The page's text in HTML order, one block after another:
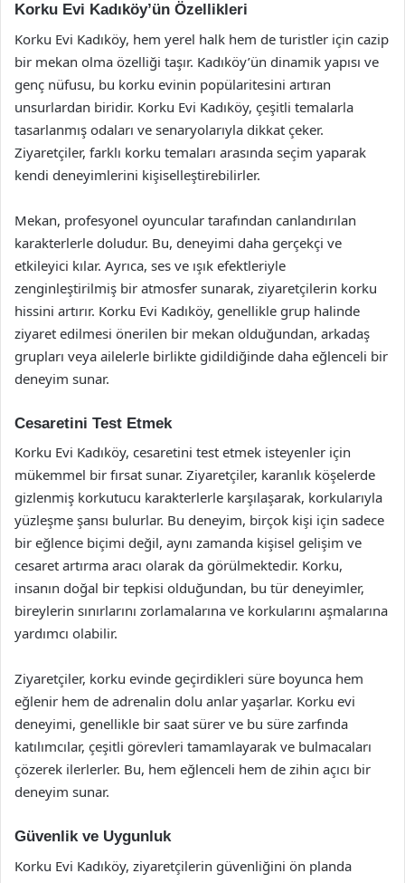
Korku Evi Kadıköy’ün Özellikleri
Korku Evi Kadıköy, hem yerel halk hem de turistler için cazip
bir mekan olma özelliği taşır. Kadıköy’ün dinamik yapısı ve
genç nüfusu, bu korku evinin popülaritesini artıran
unsurlardan biridir. Korku Evi Kadıköy, çeşitli temalarla
tasarlanmış odaları ve senaryolarıyla dikkat çeker.
Ziyaretçiler, farklı korku temaları arasında seçim yaparak
kendi deneyimlerini kişiselleştirebilirler.
Mekan, profesyonel oyuncular tarafından canlandırılan
karakterlerle doludur. Bu, deneyimi daha gerçekçi ve
etkileyici kılar. Ayrıca, ses ve ışık efektleriyle
zenginleştirilmiş bir atmosfer sunarak, ziyaretçilerin korku
hissini artırır. Korku Evi Kadıköy, genellikle grup halinde
ziyaret edilmesi önerilen bir mekan olduğundan, arkadaş
grupları veya ailelerle birlikte gidildiğinde daha eğlenceli bir
deneyim sunar.
Cesaretini Test Etmek
Korku Evi Kadıköy, cesaretini test etmek isteyenler için
mükemmel bir fırsat sunar. Ziyaretçiler, karanlık köşelerde
gizlenmiş korkutucu karakterlerle karşılaşarak, korkularıyla
yüzleşme şansı bulurlar. Bu deneyim, birçok kişi için sadece
bir eğlence biçimi değil, aynı zamanda kişisel gelişim ve
cesaret artırma aracı olarak da görülmektedir. Korku,
insanın doğal bir tepkisi olduğundan, bu tür deneyimler,
bireylerin sınırlarını zorlamalarına ve korkularını aşmalarına
yardımcı olabilir.
Ziyaretçiler, korku evinde geçirdikleri süre boyunca hem
eğlenir hem de adrenalin dolu anlar yaşarlar. Korku evi
deneyimi, genellikle bir saat sürer ve bu süre zarfında
katılımcılar, çeşitli görevleri tamamlayarak ve bulmacaları
çözerek ilerlerler. Bu, hem eğlenceli hem de zihin açıcı bir
deneyim sunar.
Güvenlik ve Uygunluk
Korku Evi Kadıköy, ziyaretçilerin güvenliğini ön planda